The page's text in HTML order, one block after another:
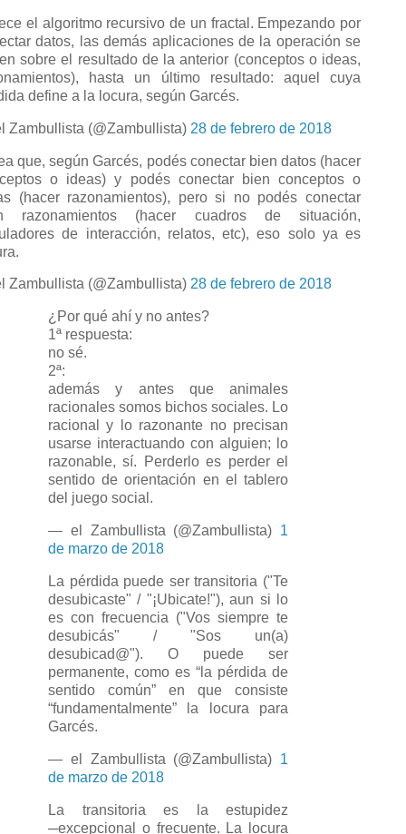
el algoritmo recursivo de un fractal. Empezando por
datos, las demás aplicaciones de la operación se
sobre el resultado de la anterior (conceptos o ideas,
hasta un último resultado: aquel cuya
define a la locura, según Garcés.
Zambullista (@Zambullista) 28 de febrero de 2018
que, según Garcés, podés conectar bien datos (hacer
o ideas) y podés conectar bien conceptos o
(hacer razonamientos), pero si no podés conectar
razonamientos (hacer cuadros de situación,
de interacción, relatos, etc), eso solo ya es
Zambullista (@Zambullista) 28 de febrero de 2018
¿Por qué ahí y no antes?
1ª respuesta:
no sé.
2ª:
además y antes que animales
racionales somos bichos sociales. Lo
racional y lo razonante no precisan
usarse interactuando con alguien; lo
razonable, sí. Perderlo es perder el
sentido de orientación en el tablero
del juego social.
— el Zambullista (@Zambullista) 1
de marzo de 2018
La pérdida puede ser transitoria ("Te
desubicaste" / "¡Ubicate!"), aun si lo
es con frecuencia ("Vos siempre te
desubicás" / "Sos un(a)
desubicad@"). O puede ser
permanente, como es “la pérdida de
sentido común” en que consiste
“fundamentalmente” la locura para
Garcés.
— el Zambullista (@Zambullista) 1
de marzo de 2018
La transitoria es la estupidez
─excepcional o frecuente. La locura